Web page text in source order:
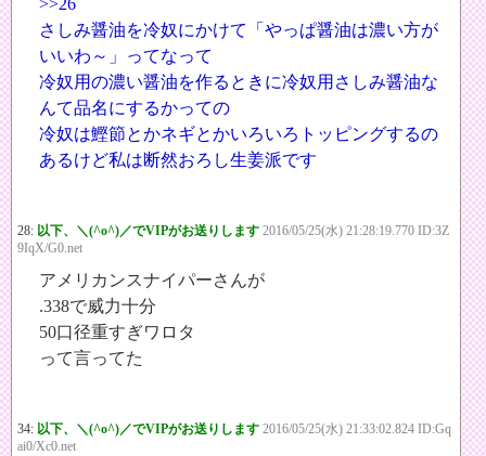
>>26
さしみ醤油を冷奴にかけて「やっぱ醤油は濃い方が
いいわ～」ってなって
冷奴用の濃い醤油を作るときに冷奴用さしみ醤油な
んて品名にするかっての
冷奴は鰹節とかネギとかいろいろトッピングするの
あるけど私は断然おろし生姜派です
28: 以下、＼(^o^)／でVIPがお送りします 2016/05/25(水) 21:28:19.770 ID:3Z
9IqX/G0.net
アメリカンスナイパーさんが
.338で威力十分
50口径重すぎワロタ
って言ってた
34: 以下、＼(^o^)／でVIPがお送りします 2016/05/25(水) 21:33:02.824 ID:Gq
ai0/Xc0.net